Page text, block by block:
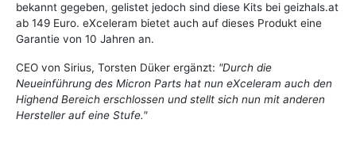
bekannt gegeben, gelistet jedoch sind diese Kits bei geizhals.at
ab 149 Euro. eXceleram bietet auch auf dieses Produkt eine
Garantie von 10 Jahren an.
CEO von Sirius, Torsten Düker ergänzt: "Durch die
Neueinführung des Micron Parts hat nun eXceleram auch den
Highend Bereich erschlossen und stellt sich nun mit anderen
Hersteller auf eine Stufe."